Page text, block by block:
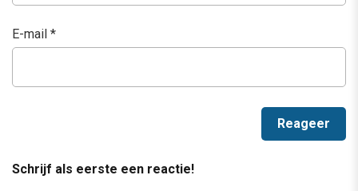
E-mail *
Schrijf als eerste een reactie!